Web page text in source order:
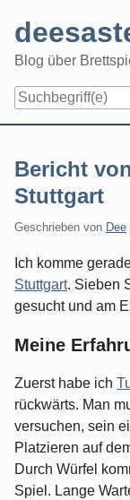
content
Blog über
Bericht
Stuttgart
Geschrieben von Dee
Ich komme
Stuttgart. Sieben
gesucht und am
Meine
Zuerst habe ich
rückwärts. Man
versuchen, sein
Platzieren auf
Durch Würfel
Spiel. Lange